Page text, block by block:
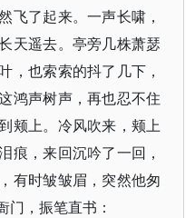
飞了起来。一声长啸，
天遥去。亭旁几株萧瑟
，也索索的抖了几下，
鸿声树声，再也忍不住
颊上。冷风吹来，颊上
痕，来回沉吟了一回，
有时皱皱眉，突然他匆
门，振笔直书：